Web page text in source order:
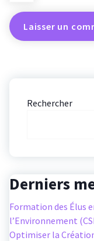
Rechercher
Derniers
Formation des Élus
l’Environnement
Optimiser la